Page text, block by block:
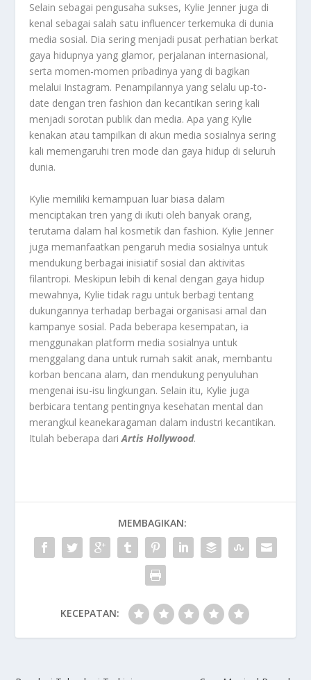
Selain sebagai pengusaha sukses, Kylie Jenner juga di
kenal sebagai salah satu influencer terkemuka di dunia
media sosial. Dia sering menjadi pusat perhatian berkat
gaya hidupnya yang glamor, perjalanan internasional,
serta momen-momen pribadinya yang di bagikan
melalui Instagram. Penampilannya yang selalu up-to-
date dengan tren fashion dan kecantikan sering kali
menjadi sorotan publik dan media. Apa yang Kylie
kenakan atau tampilkan di akun media sosialnya sering
kali memengaruhi tren mode dan gaya hidup di seluruh
dunia.
Kylie memiliki kemampuan luar biasa dalam
menciptakan tren yang di ikuti oleh banyak orang,
terutama dalam hal kosmetik dan fashion. Kylie Jenner
juga memanfaatkan pengaruh media sosialnya untuk
mendukung berbagai inisiatif sosial dan aktivitas
filantropi. Meskipun lebih di kenal dengan gaya hidup
mewahnya, Kylie tidak ragu untuk berbagi tentang
dukungannya terhadap berbagai organisasi amal dan
kampanye sosial. Pada beberapa kesempatan, ia
menggunakan platform media sosialnya untuk
menggalang dana untuk rumah sakit anak, membantu
korban bencana alam, dan mendukung penyuluhan
mengenai isu-isu lingkungan. Selain itu, Kylie juga
berbicara tentang pentingnya kesehatan mental dan
merangkul keanekaragaman dalam industri kecantikan.
Itulah beberapa dariArtis Hollywood.
MEMBAGIKAN:
KECEPATAN: